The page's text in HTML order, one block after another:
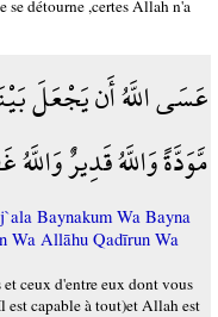
se détourne ,certes Allah n'a
عَسَى اللَّهُ أَن يَجْعَلَ
مَّوَدَّةً وَاللَّهُ قَدِيرٌ
Baynakum Wa Bayna
Wa Allāhu Qadīrun Wa
ceux d'entre eux dont vous
est capable à tout)et Allah est